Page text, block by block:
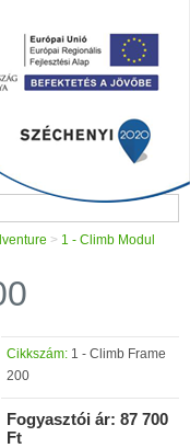
> 1 - Climb Modul
Cikkszám: 1 - Climb Frame
200
Fogyasztói ár: 87 700
Ft